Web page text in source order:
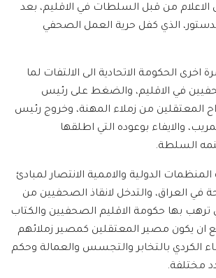
الاعلام من قبل السلطات في الاقليم، بعد
الذي كفل حرية العمل الصحفي
الحكومة الاتحادية الى الالتفات لما
في الاقليم، والضغط على رئيس
المعتقلين من زملاء المهنة، وخروج رئيس
والايفاء بوعوده التي اطلقها
السلطة.
الدولية والاممية الانتصار لمبادئ
في العراق، والتدخل لانقاذ الصحفيين من
ترهب بها حكومة الاقليم الصحفيين والكتاب
ان يكون مصير المعتقلين كمصير زملائهم
الكردي بالتخابر والتجسس والعمالة وحكم
مختلفة.